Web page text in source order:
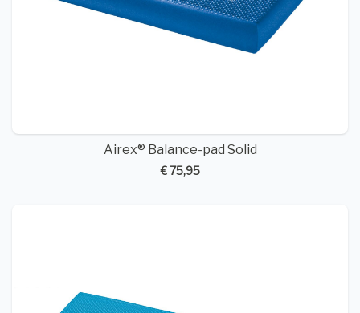
Airex® Balance-pad Solid
€ 75,95